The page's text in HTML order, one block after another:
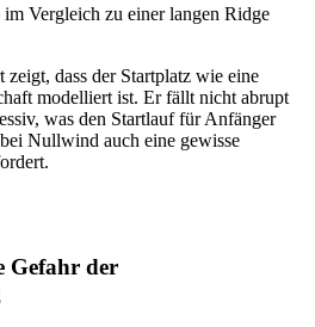
Vergleich zu einer langen Ridge
dass der Startplatz wie eine
modelliert ist. Er fällt nicht abrupt
was den Startlauf für Anfänger
Nullwind auch eine gewisse
Gefahr der